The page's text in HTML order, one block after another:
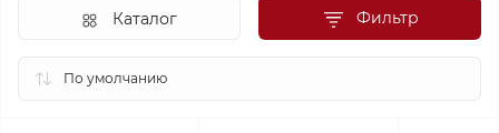
Фильтр
Каталог